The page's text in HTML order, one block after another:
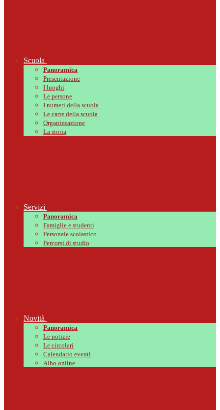
Scuola
Panoramica
Presentazione
I luoghi
Le persone
I numeri della scuola
Le carte della scuola
Organizzazione
La storia
Servizi
Panoramica
Famiglie e studenti
Personale scolastico
Percorsi di studio
Novità
Panoramica
Le notizie
Le circolari
Calendario eventi
Albo online